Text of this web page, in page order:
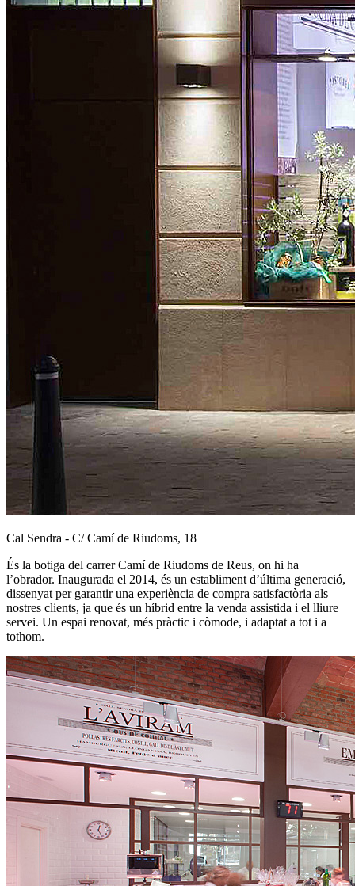
Cal Sendra - C/ Camí de Riudoms, 18
És la botiga del carrer Camí de Riudoms de Reus, on hi ha
l’obrador. Inaugurada el 2014, és un establiment d’última generació,
dissenyat per garantir una experiència de compra satisfactòria als
nostres clients, ja que és un híbrid entre la venda assistida i el lliure
servei. Un espai renovat, més pràctic i còmode, i adaptat a tot i a
tothom.